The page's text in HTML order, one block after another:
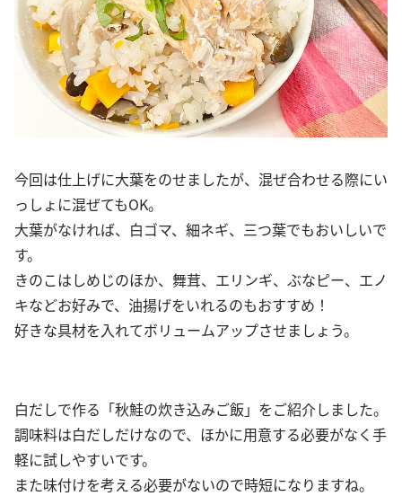
今回は仕上げに大葉をのせましたが、混ぜ合わせる際にい
っしょに混ぜてもOK。
大葉がなければ、白ゴマ、細ネギ、三つ葉でもおいしいで
す。
きのこはしめじのほか、舞茸、エリンギ、ぶなピー、エノ
キなどお好みで、油揚げをいれるのもおすすめ！
好きな具材を入れてボリュームアップさせましょう。
白だしで作る「秋鮭の炊き込みご飯」をご紹介しました。
調味料は白だしだけなので、ほかに用意する必要がなく手
軽に試しやすいです。
また味付けを考える必要がないので時短になりますね。